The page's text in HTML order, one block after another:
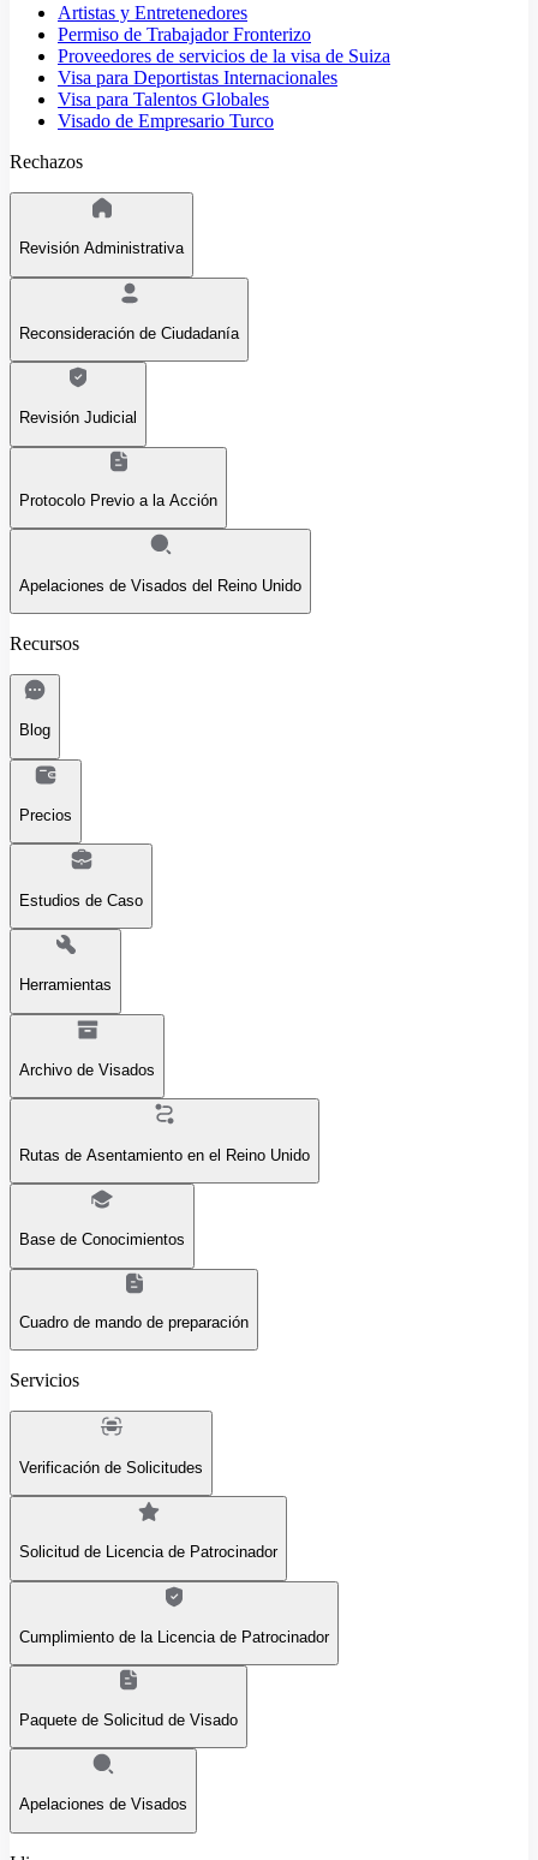
Artistas y Entretenedores
Permiso de Trabajador Fronterizo
Proveedores de servicios de la visa de Suiza
Visa para Deportistas Internacionales
Visa para Talentos Globales
Visado de Empresario Turco
Rechazos
Revisión Administrativa
Reconsideración de Ciudadanía
Revisión Judicial
Protocolo Previo a la Acción
Apelaciones de Visados del Reino Unido
Recursos
Blog
Precios
Estudios de Caso
Herramientas
Archivo de Visados
Rutas de Asentamiento en el Reino Unido
Base de Conocimientos
Cuadro de mando de preparación
Servicios
Verificación de Solicitudes
Solicitud de Licencia de Patrocinador
Cumplimiento de la Licencia de Patrocinador
Paquete de Solicitud de Visado
Apelaciones de Visados